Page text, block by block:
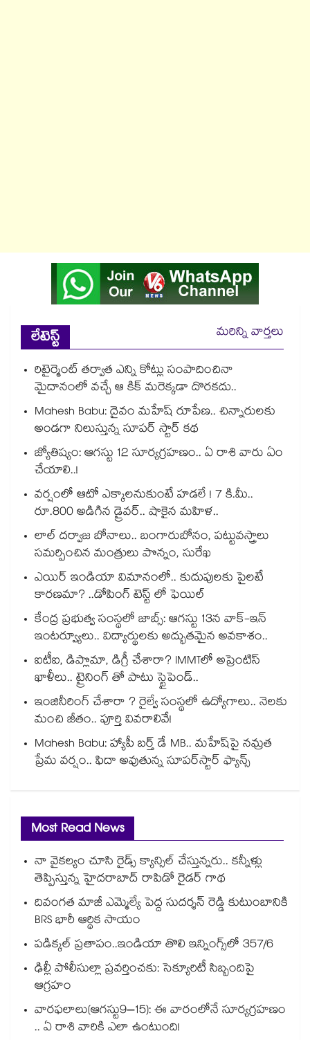
లేటెస్ట్
మరిన్ని వార్తలు
రిటైర్మెంట్ తర్వాత ఎన్ని కోట్లు సంపాదించినా
మైదానంలో వచ్చే ఆ కిక్ మరెక్కడా దొరకదు..
Mahesh Babu: దైవం మహేష్ రూపేణ.. చిన్నారులకు
అండగా నిలుస్తున్న సూపర్ స్టార్ కథ
జ్యోతిష్యం: ఆగస్టు 12 సూర్యగ్రహణం.. ఏ రాశి వారు ఏం
చేయాలి..!
వర్షంలో ఆటో ఎక్కాలనుకుంటే హడలే ! 7 కి.మీ..
రూ.800 అడిగిన డ్రైవర్.. షాకైన మహిళ..
లాల్ దర్వాజ బోనాలు.. బంగారుబోనం, పట్టువస్త్రాలు
సమర్పించిన మంత్రులు పొన్నం, సురేఖ
ఎయిర్ ఇండియా విమానంలో.. కుదుపులకు పైలటే
కారణమా? ..డోపింగ్ టెస్ట్ లో ఫెయిల్
కేంద్ర ప్రభుత్వ సంస్థలో జాబ్స్: ఆగస్టు 13న వాక్-ఇన్
ఇంటర్వ్యూలు.. విద్యార్థులకు అద్భుతమైన అవకాశం..
ఐటీఐ, డిప్లొమా, డిగ్రీ చేశారా? IMMTలో అప్రెంటిస్
ఖాళీలు.. ట్రైనింగ్ తో పాటు స్టైపెండ్..
ఇంజినీరింగ్ చేశారా ? రైల్వే సంస్థలో ఉద్యోగాలు.. నెలకు
మంచి జీతం.. పూర్తి వివరాలివే!
Mahesh Babu: హ్యాపీ బర్త్ డే MB.. మహేష్‌పై నమ్రత
ప్రేమ వర్షం.. ఫిదా అవుతున్న సూపర్‌స్టార్ ఫ్యాన్స్
Most Read News
నా వైకల్యం చూసి రైడ్స్ క్యాన్సిల్ చేస్తున్నరు.. కన్నీళ్లు
తెప్పిస్తున్న హైదరాబాద్ రాపిడో రైడర్ గాథ
దివంగత మాజీ ఎమ్మెల్యే పెద్ద సుదర్శన్ రెడ్డి కుటుంబానికి
BRS భారీ ఆర్థిక సాయం
పడిక్కల్‌‌ ప్రతాపం..ఇండియా తొలి ఇన్నింగ్స్‌‌లో 357/6
ఢిల్లీ పోలీసుల్లా ప్రవర్తించకు: సెక్యూరిటీ సిబ్బందిపై
ఆగ్రహం
వారఫలాలు(ఆగస్టు9–15): ఈ వారంలోనే సూర్యగ్రహణం
.. ఏ రాశి వారికి ఎలా ఉంటుంది!